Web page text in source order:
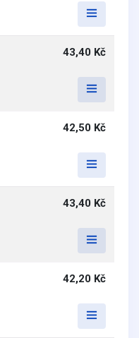
43,40 Kč
42,50 Kč
43,40 Kč
42,20 Kč